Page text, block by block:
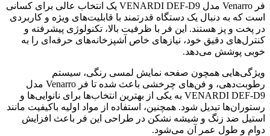
فر Venarro مدل VENARDI DEF-D9 یک انتخاب عالی برای کسانی
است که به دنبال یک دستگاه قدرتمند با قابلیت‌های ویژه و کاربردی
در پخت و پز هستند. این فر با ظرفیت بالا، تکنولوژی پیشرفته و
کنترل‌های دقیق خود، نیازهای خاص آشپزخانه‌های حرفه‌ای را به
خوبی پوشش می‌دهد.
ویژگی‌هایی همچون صفحه نمایش لمسی رنگی، سیستم
رطوبت‌دهی، و فن‌های چرخشی باعث شده تا فر Venarro مدل
VENARDI DEF-D9 به یکی از بهترین انتخاب‌ها برای نانوایی‌ها و
رستوران‌ها تبدیل شود. همچنین، استفاده از مواد اولیه باکیفیت مانند
استیل ضد زنگ و شیشه نشکن در طراحی این فر باعث افزایش
دوام و طول عمر آن می‌شود.